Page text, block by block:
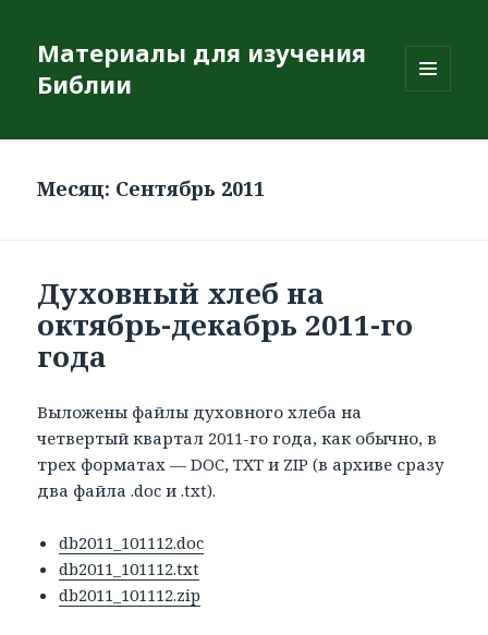
Материалы для изучения
Библии
ВИДЖЕТЫ
Месяц: Сентябрь 2011
Духовный хлеб на
октябрь-декабрь 2011-го
года
Выложены файлы духовного хлеба на
четвертый квартал 2011-го года, как обычно, в
трех форматах — DOC, TXT и ZIP (в архиве сразу
два файла .doc и .txt).
db2011_101112.doc
db2011_101112.txt
db2011_101112.zip